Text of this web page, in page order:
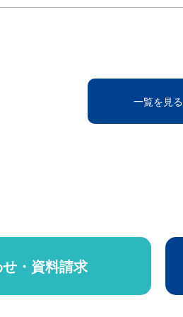
一覧を見る
・資料請求